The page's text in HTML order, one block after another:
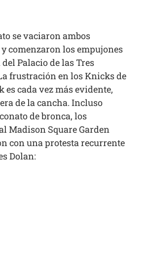
se vaciaron ambos
comenzaron los empujones
Palacio de las Tres
frustración en los Knicks de
es cada vez más evidente,
de la cancha. Incluso
de bronca, los
Madison Square Garden
con una protesta recurrente
Dolan: